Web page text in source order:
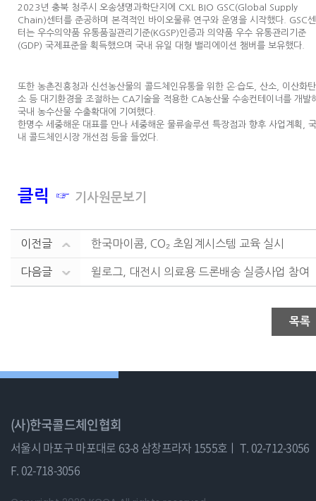
2023년 충북 청주시 오송생명과학단지에 CXL BIO GSC(Global Supply
Chain)센터를 준공하며 본격적인 바이오물류 연구와 운영을 시작했다. GSC센
터는 우수의약품 유통품질관리기준(KGSP)인증과 의약품 우수 유통관리기준
(GDP) 국제표준을 획득했으며 국내 유일 대형 밸리에이션 챔버를 보유했다.
또한 농촌진흥청과 신선농산물의 콜드체인유통을 위한 온·습도, 산소, 이산화탄
소 등 대기환경을 조절하는 CA기술을 적용한 CA농산물 수송컨테이너를 개발
국내 농수산물 수출확대에 기여했다.
한명수 세중해운 대표를 만나 세중해운 물류솔루션 특장점과 향후 사업계획, 국
내 콜드체인시장 개선점 등을 들었다.
클릭 ☞ 기사원문보기
이전글 한국마이콤, CO₂ 초임계시스템 교육 실시
다음글 윌로그, 대전시 의료용 드론배송 실증사업 참여
목록
(사)한국콜드체인협회
서울시 마포구 마포대로 63-8 삼창프라자 1555호ㅣ T. 02-712-3056
F. 02-718-3056